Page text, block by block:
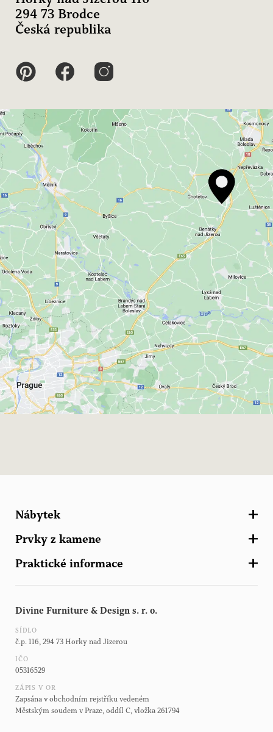
294 73 Brodce
Česká republika
Divine Furniture & Design s. r. o.
SÍDLO
č.p. 116, 294 73 Horky nad Jizerou
IČO
05316529
ZÁPIS V OR
Zapsána v obchodním rejstříku vedeném
Městským soudem v Praze, oddíl C, vložka 261794
Nábytek
Kuchyně
Skříně a šatny
Další nábytek
Prvky z kamene
Zahradní ornamenty
Architektonické prvky z kamene
Zahradní stavby
Praktické informace
Brožury Haddonstone
Brožura světla
Brožura zásuvky a vypínače
Brožura dřezy a baterie